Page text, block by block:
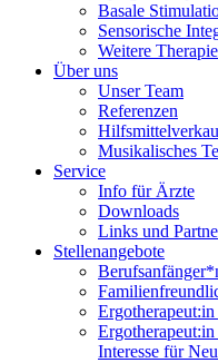
Basale
Sensorische
Weitere
Über uns
Unser Team
Referenzen
Musikalisches
Service
Info für Ärzte
Downloads
Links und
Stellenangebote
Ergotherapeut:in
Interesse für